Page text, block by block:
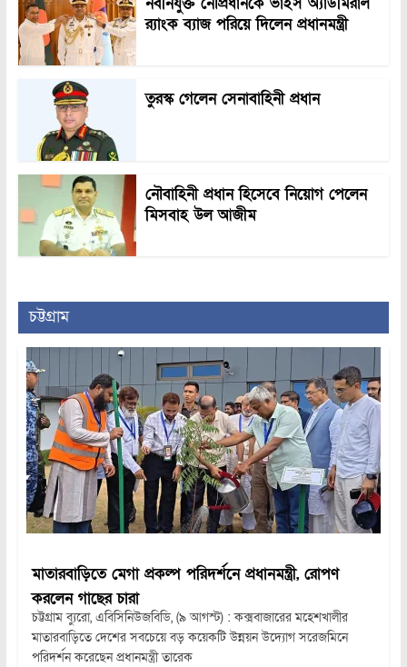
র‍্যাংক ব্যাজ পরিয়ে দিলেন প্রধানমন্ত্রী
তুরস্ক গেলেন সেনাবাহিনী প্রধান
নৌবাহিনী প্রধান হিসেবে নিয়োগ পেলেন
মিসবাহ উল আজীম
চট্টগ্রাম
মাতারবাড়িতে মেগা প্রকল্প পরিদর্শনে প্রধানমন্ত্রী, রোপণ
করলেন গাছের চারা
চট্টগ্রাম ব্যুরো, এবিসিনিউজবিডি, (৯ আগস্ট) : কক্সবাজারের মহেশখালীর
মাতারবাড়িতে দেশের সবচেয়ে বড় কয়েকটি উন্নয়ন উদ্যোগ সরেজমিনে
পরিদর্শন করেছেন প্রধানমন্ত্রী তারেক